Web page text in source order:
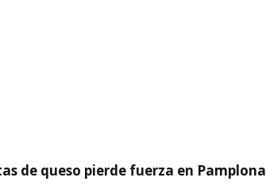
de queso pierde fuerza en Pamplona